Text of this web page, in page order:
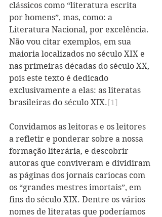
clássicos como “literatura escrita
por homens”, mas, como: a
Literatura Nacional, por excelência.
Não vou citar exemplos, em sua
maioria localizados no século XIX e
nas primeiras décadas do século XX,
pois este texto é dedicado
exclusivamente a elas: as literatas
brasileiras do século XIX.[1]
Convidamos as leitoras e os leitores
a refletir e ponderar sobre a nossa
formação literária, e descobrir
autoras que conviveram e dividiram
as páginas dos jornais cariocas com
os “grandes mestres imortais”, em
fins do século XIX. Dentre os vários
nomes de literatas que poderíamos